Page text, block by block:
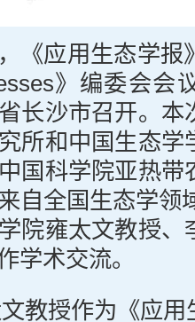
《应用生态学报
》编委会会
长沙市召开。本
所和中国生态学
国科学院亚热带
自全国生态学领
院雍太文教授、
学术交流。
教授作为《应